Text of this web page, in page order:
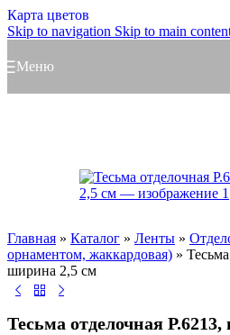
Карта цветов
Skip to navigation Skip to main
Меню
Главная » Каталог » Ленты »
орнаментом, жаккардовая) »
ширина 2,5 см
Тесьма отделочная